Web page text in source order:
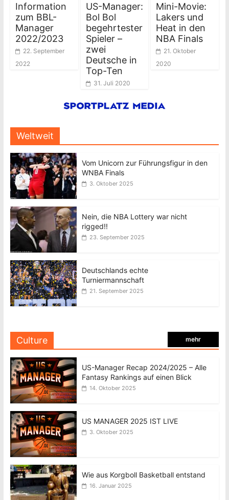
Information
zum BBL-
Manager
2022/2023
22. September
2022
US-Manager:
Bol Bol
begehrtester
Spieler –
zwei
Deutsche in
Top-Ten
31. Juli 2020
Mini-Movie:
Lakers und
Heat in den
NBA Finals
21. Oktober
2020
Weltweit
Vom Unicorn zur Führungsfigur in den
WNBA Finals
3. Oktober 2025
Nein, die NBA Lottery war nicht
rigged!!
23. September 2025
Deutschlands echte
Turniermannschaft
21. September 2025
Culture mehr
US-Manager Recap 2024/2025 – Alle
Fantasy Rankings auf einen Blick
14. Oktober 2025
US MANAGER 2025 IST LIVE
3. Oktober 2025
Wie aus Korgboll Basketball entstand
16. Januar 2025